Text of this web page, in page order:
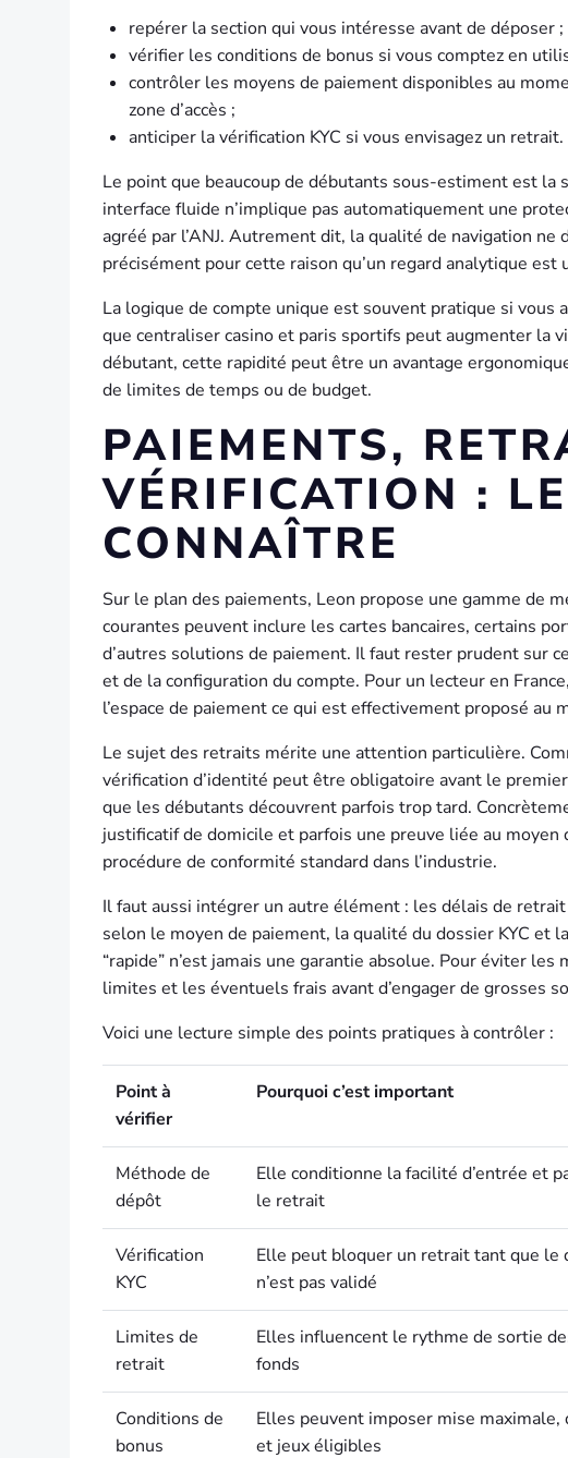
repérer la section qui vous intéresse avant de déposer ;
vérifier les conditions de bonus si vous comptez en
contrôler les moyens de paiement disponibles au
zone d’accès ;
anticiper la vérification KYC si vous envisagez un retrait.
Le point que beaucoup de débutants sous-estiment est la
interface fluide n’implique pas automatiquement une
agréé par l’ANJ. Autrement dit, la qualité de navigation
précisément pour cette raison qu’un regard analytique est
La logique de compte unique est souvent pratique si
que centraliser casino et paris sportifs peut augmenter la
débutant, cette rapidité peut être un avantage
de limites de temps ou de budget.
PAIEMENTS,
VÉRIFICATION :
CONNAÎTRE
Sur le plan des paiements, Leon propose une gamme de
courantes peuvent inclure les cartes bancaires, certains
d’autres solutions de paiement. Il faut rester prudent sur
et de la configuration du compte. Pour un lecteur en
l’espace de paiement ce qui est effectivement proposé au
Le sujet des retraits mérite une attention particulière.
vérification d’identité peut être obligatoire avant le
que les débutants découvrent parfois trop tard.
justificatif de domicile et parfois une preuve liée au moyen
procédure de conformité standard dans l’industrie.
Il faut aussi intégrer un autre élément : les délais de
selon le moyen de paiement, la qualité du dossier KYC
“rapide” n’est jamais une garantie absolue. Pour éviter
limites et les éventuels frais avant d’engager de grosses
Voici une lecture simple des points pratiques à contrôler :
Point à
vérifier
Pourquoi c’est important
Méthode de
dépôt
Elle conditionne la facilité d’entrée et
le retrait
Vérification
KYC
Elle peut bloquer un retrait tant que le
n’est pas validé
Limites de
retrait
Elles influencent le rythme de sortie
fonds
Conditions de
bonus
Elles peuvent imposer mise maximale,
et jeux éligibles